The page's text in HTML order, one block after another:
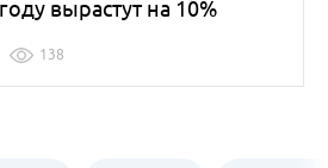
вырастут на 10%
138